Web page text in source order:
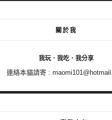
關於我
我玩．我吃．我分享
連絡本貓請寄 :